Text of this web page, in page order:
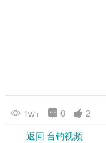
1w+ 0
2
返回 台钓视频